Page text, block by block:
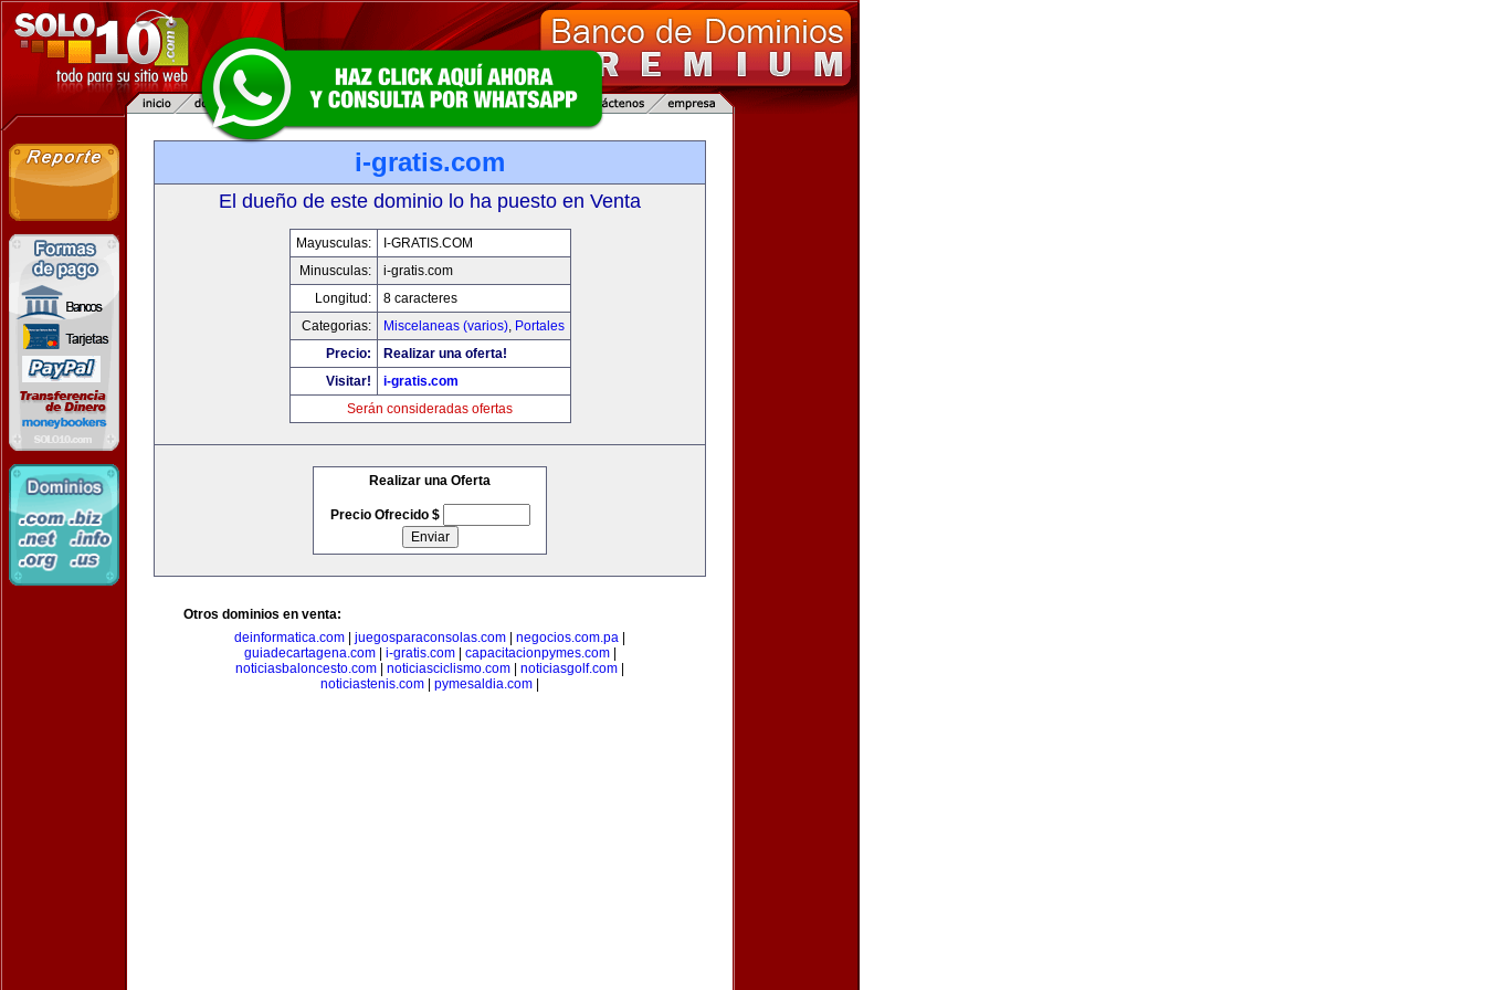
i-gratis.com
El dueño de este dominio lo ha puesto en Venta
Mayusculas:
I-GRATIS.COM
Minusculas:
i-gratis.com
Longitud:
8 caracteres
Categorias:
Miscelaneas (varios), Portales
Precio:
Realizar una oferta!
Visitar!
i-gratis.com
Serán consideradas ofertas
Realizar una Oferta
Precio Ofrecido $
Otros dominios en venta:
deinformatica.com
juegosparaconsolas.com negocios.com.pa
guiadecartagena.com| i-gratis.com| capacitacionpymes.com|
noticiasbaloncesto.com
noticiasciclismo.com noticiasgolf.com
noticiastenis.com
pymesaldia.com